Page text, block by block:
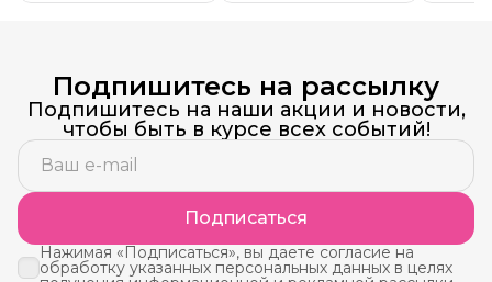
Подпишитесь на рассылку
Подпишитесь на наши акции и новости,
чтобы быть в курсе всех событий!
Подписаться
Нажимая «Подписаться», вы даете согласие на
обработку указанных персональных данных в целях